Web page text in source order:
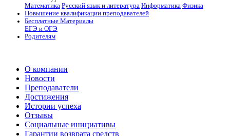
Математика Русский язык и литература Информатика Физика
Повышение квалификации преподавателей
Бесплатные Материалы
ЕГЭ и ОГЭ
Родителям
О компании
Новости
Преподаватели
Достижения
Истории успеха
Отзывы
Социальные инициативы
Гарантии возврата средств